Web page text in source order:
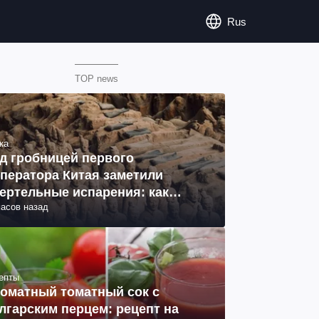
Rus
TOP news
гробницей первого
Китая заметили
испарения: как
(фото)
назад
томатный сок с
перцем: рецепт на